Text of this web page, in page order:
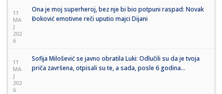
11
MA
J
202
6
Ona je moj superheroj, bez nje bi bio potpuni raspad: Novak
Đoković emotivne reči uputio majci Dijani
11
MA
J
202
6
Sofija Milošević se javno obratila Luki: Odlučili su da je tvoja
priča završena, otpisali su te, a sada, posle 6 godina…